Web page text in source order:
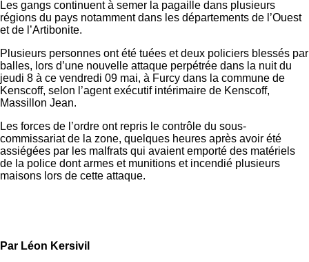
Les gangs continuent à semer la pagaille dans plusieurs
régions du pays notamment dans les départements de l’Ouest
et de l’Artibonite.
Plusieurs personnes ont été tuées et deux policiers blessés par
balles, lors d’une nouvelle attaque perpétrée dans la nuit du
jeudi 8 à ce vendredi 09 mai, à Furcy dans la commune de
Kenscoff, selon l’agent exécutif intérimaire de Kenscoff,
Massillon Jean.
Les forces de l’ordre ont repris le contrôle du sous-
commissariat de la zone, quelques heures après avoir été
assiégées par les malfrats qui avaient emporté des matériels
de la police dont armes et munitions et incendié plusieurs
maisons lors de cette attaque.
Par Léon Kersivil